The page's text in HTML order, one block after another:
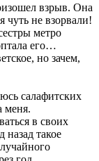
взрыв. Она
чуть не взорвали!
метро
его…
но зачем,
салафитских
меня.
в своих
такое